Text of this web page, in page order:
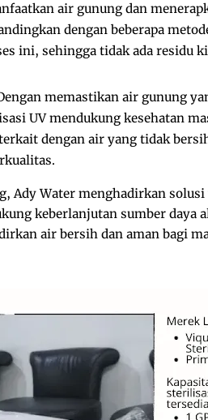
air gunung dan
dengan beberapa
ini, sehingga tidak ada residu
memastikan air gunung
UV mendukung kesehatan
dengan air yang tidak
Ady Water menghadirkan
keberlanjutan sumber daya
air bersih dan aman bagi